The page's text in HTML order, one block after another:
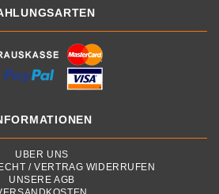
ÜBER UNS
/ VERTRAG WIDERRUFEN
UNSERE AGB